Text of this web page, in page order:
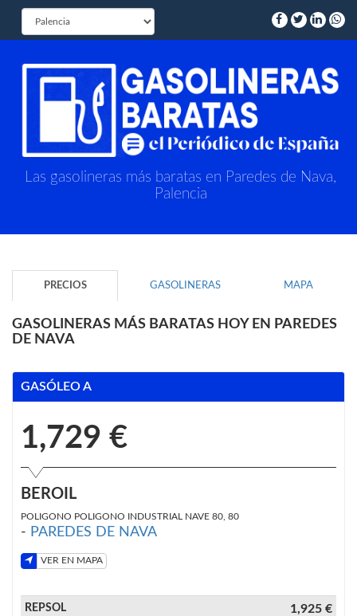
Las gasolineras más baratas en Paredes de Nava,
Palencia
PRECIOS GASOLINERAS MAPA
GASOLINERAS MÁS BARATAS HOY EN PAREDES
DE NAVA
GASÓLEO A
1,729 €
BEROIL
POLIGONO POLIGONO INDUSTRIAL NAVE 80, 80
- PAREDES DE NAVA
VER EN MAPA
REPSOL 1,925 €